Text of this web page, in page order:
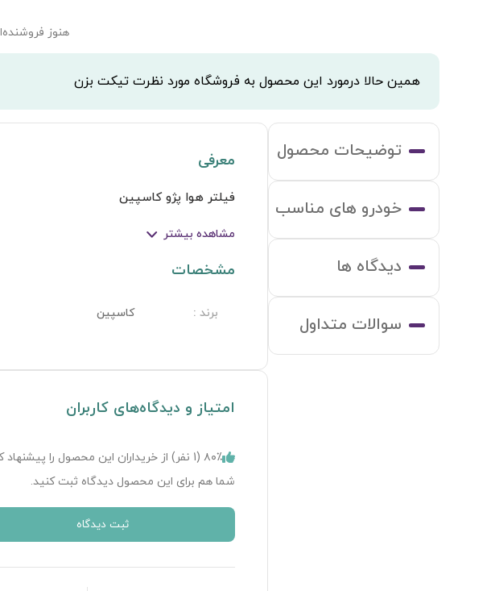
هنوز
همین حالا درمورد این محصول به فروشگاه مورد نظرت تیکت بزن
توضیحات محصول
خودرو های مناسب
دیدگاه ها
سوالات متداول
معرفی
فیلتر هوا پژو کاسپین
مشاهده بیشتر
مشخصات
برند: کاسپین
امتیاز و دیدگاه‌های کاربران
۸۰٪ ( 1 نفر) از خریداران این محصول را پیشنهاد
شما هم برای این محصول دیدگاه ثبت کنید.
ثبت دیدگاه